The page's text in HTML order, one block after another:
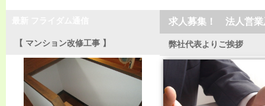
【 マンション改修工事 】
求人募集！ 法人営業
弊社代表よりご挨拶